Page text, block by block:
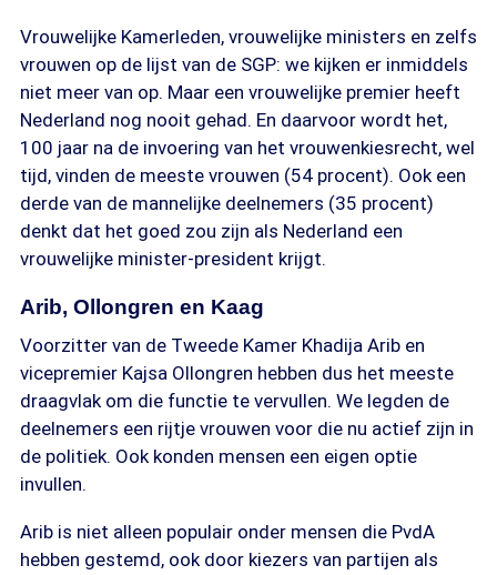
Vrouwelijke Kamerleden, vrouwelijke ministers en zelfs
vrouwen op de lijst van de SGP: we kijken er inmiddels
niet meer van op. Maar een vrouwelijke premier heeft
Nederland nog nooit gehad. En daarvoor wordt het,
100 jaar na de invoering van het vrouwenkiesrecht, wel
tijd, vinden de meeste vrouwen (54 procent). Ook een
derde van de mannelijke deelnemers (35 procent)
denkt dat het goed zou zijn als Nederland een
vrouwelijke minister-president krijgt.
Arib, Ollongren en Kaag
Voorzitter van de Tweede Kamer Khadija Arib en
vicepremier Kajsa Ollongren hebben dus het meeste
draagvlak om die functie te vervullen. We legden de
deelnemers een rijtje vrouwen voor die nu actief zijn in
de politiek. Ook konden mensen een eigen optie
invullen.
Arib is niet alleen populair onder mensen die PvdA
hebben gestemd, ook door kiezers van partijen als